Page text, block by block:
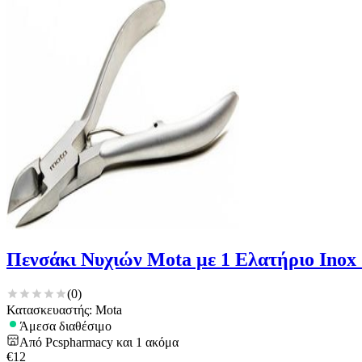
Πενσάκι Νυχιών Mota με 1 Ελατήριο Inox
(0)
Κατασκευαστής: Mota
Άμεσα διαθέσιμο
Από Pcspharmacy και 1 ακόμα
€12